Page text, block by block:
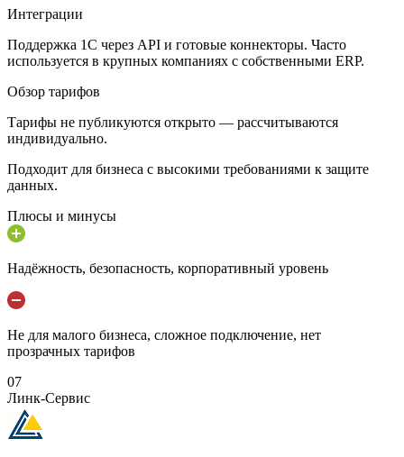
Интеграции
Поддержка 1С через API и готовые коннекторы. Часто
используется в крупных компаниях с собственными ERP.
Обзор тарифов
Тарифы не публикуются открыто — рассчитываются
индивидуально.
Подходит для бизнеса с высокими требованиями к защите
данных.
Плюсы и минусы
Надёжность, безопасность, корпоративный уровень
Не для малого бизнеса, сложное подключение, нет
прозрачных тарифов
07
Линк-Сервис